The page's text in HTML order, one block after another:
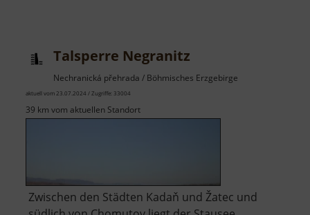
Talsperre Negranitz
Nechranická přehrada / Böhmisches Erzgebirge
aktuell vom 23.07.2024 / Zugriffe: 33004
39 km vom aktuellen Standort
Zwischen den Städten Kadaň und Žatec und